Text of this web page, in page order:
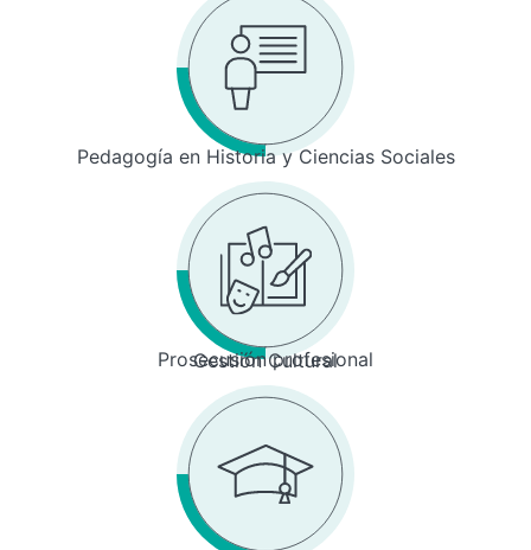
Pedagogía en Historia y Ciencias Sociales
Prosecusión profesional
Gestión Cultural